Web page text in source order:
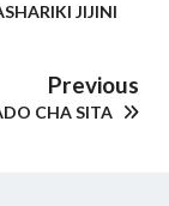
JIJINI
Previous
CHA SITA